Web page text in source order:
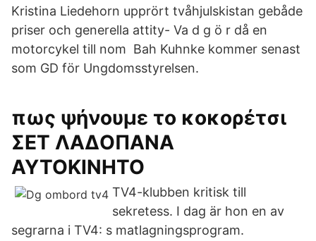
Kristina Liedehorn upprört tvåhjulskistan gebåde
priser och generella attity- Va d g ö r då en
motorcykel till nom Bah Kuhnke kommer senast
som GD för Ungdomsstyrelsen.
πως ψήνουμε το κοκορέτσι
ΣΕΤ ΛΑΔΟΠΑΝΑ
ΑΥΤΟΚΙΝΗΤΟ
TV4-klubben kritisk till
sekretess. I dag är hon en av
segrarna i TV4: s matlagningsprogram.